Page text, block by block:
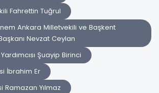
Fahrettin Tuğrul
Ankara Milletvekili ve Başkent
Nevzat Ceylan
Şuayip Birinci
İbrahim Er
Ramazan Yılmaz